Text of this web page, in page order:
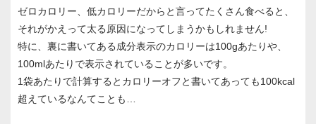
ゼロカロリー、低カロリーだからと言ってたくさん食べると、
それがかえって太る原因になってしまうかもしれません!
特に、裏に書いてある成分表示のカロリーは100gあたりや、
100mlあたりで表示されていることが多いです。
1袋あたりで計算するとカロリーオフと書いてあっても100kcal
超えているなんてことも…